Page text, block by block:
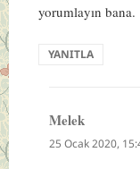
yorumlayın bana.
YANITLA
Melekdedi
ki:
25 Ocak 2020,